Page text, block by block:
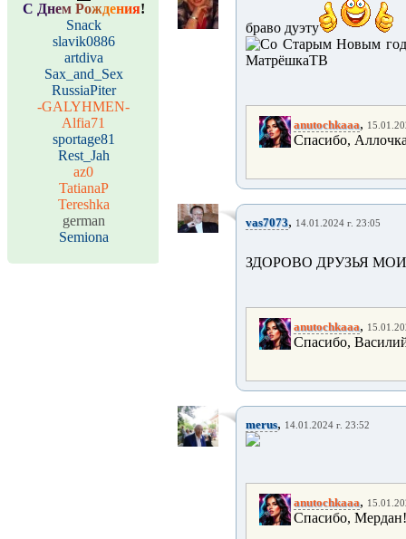
С Днем Рождения!
Snack
slavik0886
artdiva
Sax_and_Sex
RussiaPiter
-GALYHMEN-
Alfia71
sportage81
Rest_Jah
az0
TatianaP
Tereshka
german
Semiona
браво дуэту
anutochkaaa,
Спасибо,
vas7073, 14.01.2024 г. 23:05
ЗДОРОВО ДРУЗЬЯ
anutochkaaa,
Спасибо,
merus, 14.01.2024 г. 23:52
anutochkaaa,
Спасибо, Мердан!